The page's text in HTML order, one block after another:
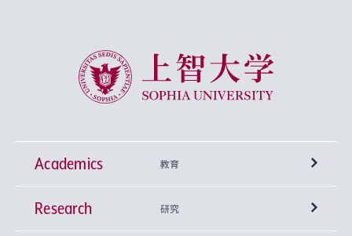
上智大学 Sophia University
Academics 教育
学部
Research 研究